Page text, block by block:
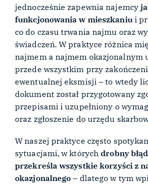
jednocześnie zapewnia najemcy
funkcjonowania w mieszkaniui
co do czasu trwania najmu oraz
świadczeń. W praktyce różnica
najmem a najmem okazjonalnym
przede wszystkim przy
ewentualnej eksmisji – to wtedy
dokument został przygotowany
przepisami i uzupełniony o
oraz zgłoszenie do urzędu
W naszej praktyce często
sytuacjami, w którychdrobny
przekreśla wszystkie korzyści z
okazjonalnego – dlatego w tym